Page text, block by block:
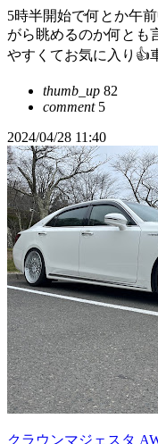
5時半開始で何とか午
がら眺めるのか何とも
やすくてお気に入り👍
thumb_up 82
comment5
2024/04/28 11:40
クラウンマジェスタ